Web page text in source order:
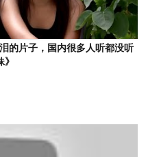
的片子，国内很多人听都没听